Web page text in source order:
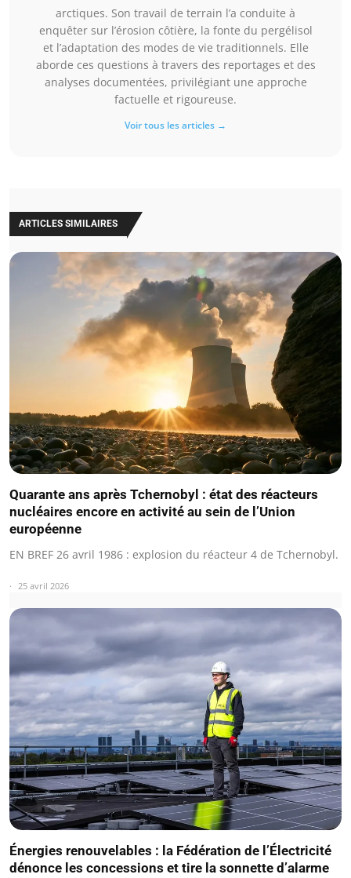
arctiques. Son travail de terrain l’a conduite à
enquêter sur l’érosion côtière, la fonte du pergélisol
et l’adaptation des modes de vie traditionnels. Elle
aborde ces questions à travers des reportages et des
analyses documentées, privilégiant une approche
factuelle et rigoureuse.
Voir tous les articles →
ARTICLES SIMILAIRES
Quarante ans après Tchernobyl : état des réacteurs
nucléaires encore en activité au sein de l’Union
européenne
EN BREF 26 avril 1986 : explosion du réacteur 4 de Tchernobyl.
25 avril 2026
Énergies renouvelables : la Fédération de l’Électricité
dénonce les concessions et tire la sonnette d’alarme